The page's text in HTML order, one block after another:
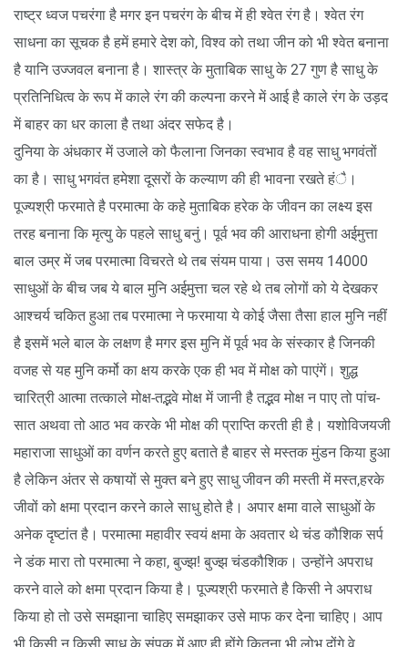
राष्ट्र ध्वज पचरंगा है मगर इन पचरंग के बीच में ही श्वेत रंग है। श्वेत रंग
साधना का सूचक है हमें हमारे देश को, विश्व को तथा जीन को भी श्वेत बनाना
है यानि उज्जवल बनाना है। शास्त्र के मुताबिक साधु के 27 गुण है साधु के
प्रतिनिधित्व के रूप में काले रंग की कल्पना करने में आई है काले रंग के उड़द
में बाहर का धर काला है तथा अंदर सफेद है।
दुनिया के अंधकार में उजाले को फैलाना जिनका स्वभाव है वह साधु भगवंतों
का है। साधु भगवंत हमेशा दूसरों के कल्याण की ही भावना रखते हंै।
पूज्यश्री फरमाते है परमात्मा के कहे मुताबिक हरेक के जीवन का लक्ष्य इस
तरह बनाना कि मृत्यु के पहले साधु बनुं। पूर्व भव की आराधना होगी अईमुत्ता
बाल उम्र में जब परमात्मा विचरते थे तब संयम पाया। उस समय 14000
साधुओं के बीच जब ये बाल मुनि अईमुत्ता चल रहे थे तब लोगों को ये देखकर
आश्चर्य चकित हुआ तब परमात्मा ने फरमाया ये कोई जैसा तैसा हाल मुनि नहीं
है इसमें भले बाल के लक्षण है मगर इस मुनि में पूर्व भव के संस्कार है जिनकी
वजह से यह मुनि कर्मो का क्षय करके एक ही भव में मोक्ष को पाएंगें। शुद्ध
चारित्री आत्मा तत्काले मोक्ष-तद्भवे मोक्ष में जानी है तद्भव मोक्ष न पाए तो पांच-
सात अथवा तो आठ भव करके भी मोक्ष की प्राप्ति करती ही है। यशोविजयजी
महाराजा साधुओं का वर्णन करते हुए बताते है बाहर से मस्तक मुंडन किया हुआ
है लेकिन अंतर से कषायों से मुक्त बने हुए साधु जीवन की मस्ती में मस्त,हरके
जीवों को क्षमा प्रदान करने काले साधु होते है। अपार क्षमा वाले साधुओं के
अनेक दृष्टांत है। परमात्मा महावीर स्वयं क्षमा के अवतार थे चंड कौशिक सर्प
ने डंक मारा तो परमात्मा ने कहा, बुज्झ! बुज्झ चंडकौशिक। उन्होंने अपराध
करने वाले को क्षमा प्रदान किया है। पूज्यश्री फरमाते है किसी ने अपराध
किया हो तो उसे समझाना चाहिए समझाकर उसे माफ कर देना चाहिए। आप